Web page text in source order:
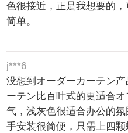
色很接近，正是我想要的
简单。
j***6
没想到オーダーカーテン
ーテン比百叶式的更适合
气，浅灰色很适合办公的
手安装很简便，只需上四